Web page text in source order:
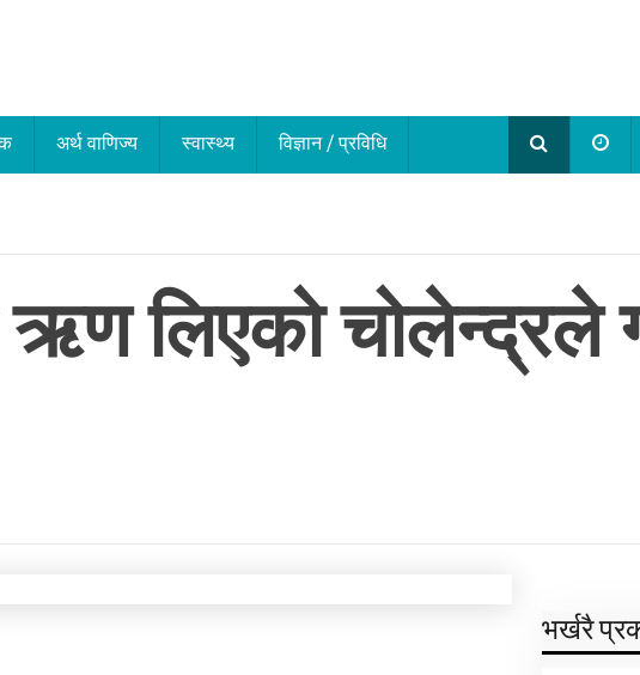
अर्थ वाणिज्य स्वास्थ्य विज्ञान / प्रविधि
लिएको चोलेन्द्रले
भर्खरै